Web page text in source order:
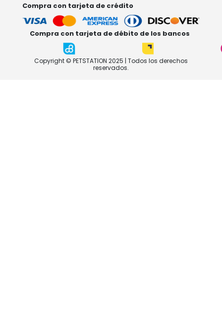
Compra con tarjeta de crédito
Compra con tarjeta de débito de los bancos
Copyright © PETSTATION 2025 | Todos los derechos
reservados.